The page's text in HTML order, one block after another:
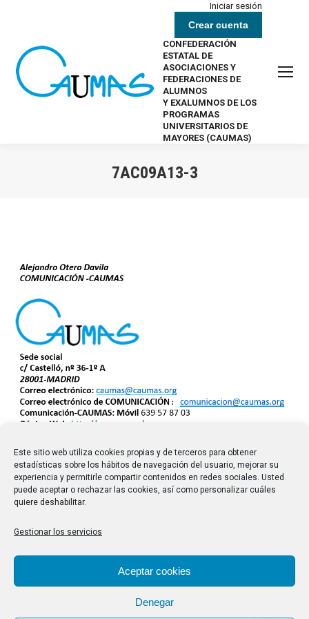
Este sitio web utiliza cookies propias y de terceros para obtener
estadísticas sobre los hábitos de navegación del usuario, mejorar su
experiencia y permitirle compartir contenidos en redes sociales. Usted
puede aceptar o rechazar las cookies, así como personalizar cuáles
quiere deshabilitar.
Gestionar los servicios
Aceptar cookies
Denegar
Iniciar sesión
Crear cuenta
CONFEDERACIÓN
ESTATAL DE
ASOCIACIONES Y
FEDERACIONES DE
ALUMNOS
Y EXALUMNOS DE LOS
PROGRAMAS
UNIVERSITARIOS DE
MAYORES (CAUMAS)
7AC09A13-3